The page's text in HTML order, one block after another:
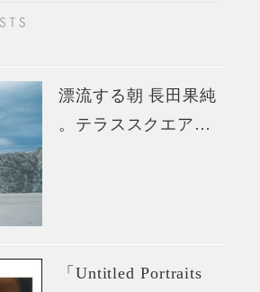
漂流する朝 長田果純
。テラススクエア…
「Untitled Portraits